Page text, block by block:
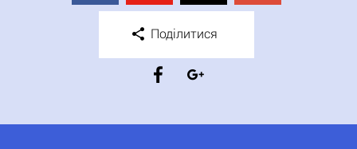
Поділитися